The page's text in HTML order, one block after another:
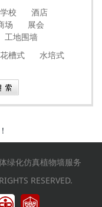
学校
酒店
场
展会
工地围墙
花槽式
水培式
绿化仿真植物墙服务
RESERVED.